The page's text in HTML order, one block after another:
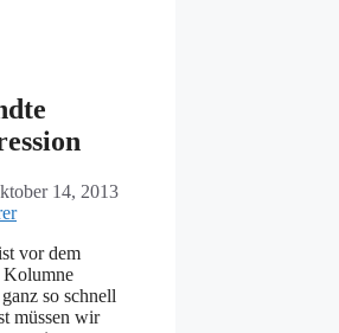
14, 2013
vor dem
Kolumne
so schnell
müssen wir